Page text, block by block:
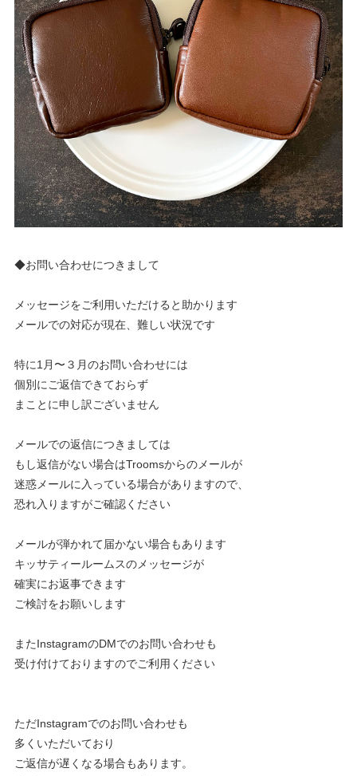
◆お問い合わせにつきまして
メッセージをご利用いただけると助かります
メールでの対応が現在、難しい状況です
特に1月〜３月のお問い合わせには
個別にご返信できておらず
まことに申し訳ございません
メールでの返信につきましては
もし返信がない場合はTroomsからのメールが
迷惑メールに入っている場合がありますので、
恐れ入りますがご確認ください
メールが弾かれて届かない場合もあります
キッサティールームスのメッセージが
確実にお返事できます
ご検討をお願いします
またInstagramのDMでのお問い合わせも
受け付けておりますのでご利用ください
ただInstagramでのお問い合わせも
多くいただいており
ご返信が遅くなる場合もあります。